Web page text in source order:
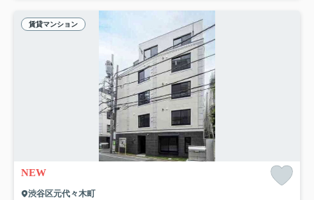
賃貸マンション
NEW
渋谷区元代々木町